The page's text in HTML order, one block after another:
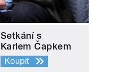
Setkání s
Karlem Čapkem
Koupit